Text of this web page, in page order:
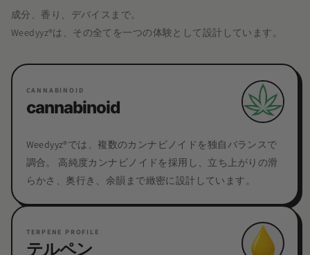
成分、香り、デバイスまで。
Weedyyz®︎は、その全てを一つの体験として設計しています。
CANNABINOID
cannabinoid
Weedyyz®︎では、複数のカンナビノイドを独自バランスで
調合。 高純度カンナビノイドを採用し、立ち上がりの滑
らかさ、奥行き、余韻まで緻密に設計しています。
TERPENE PROFILE
テルペン